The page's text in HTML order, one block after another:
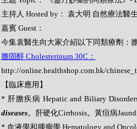
主持人 Hosted by： 袁大明 自然療法醫生
嘉賓 Guest：
今集袁醫生向大家介紹以下同類療劑：
膽固醇 Cholesterinum 30C：
http://online.healthshop.com.hk/
【臨床應用】
* 肝膽疾病 Hepatic and Biliary
diseases。肝硬化Cirrhosis。黃疸病
* 血液學和腫瘤學 Hematology and